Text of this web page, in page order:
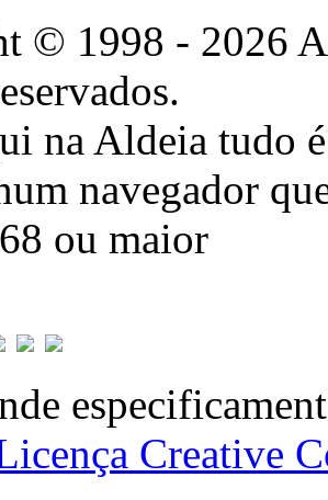
© 1998 - 2026
na Aldeia tudo
navegador
ou maior
Creative